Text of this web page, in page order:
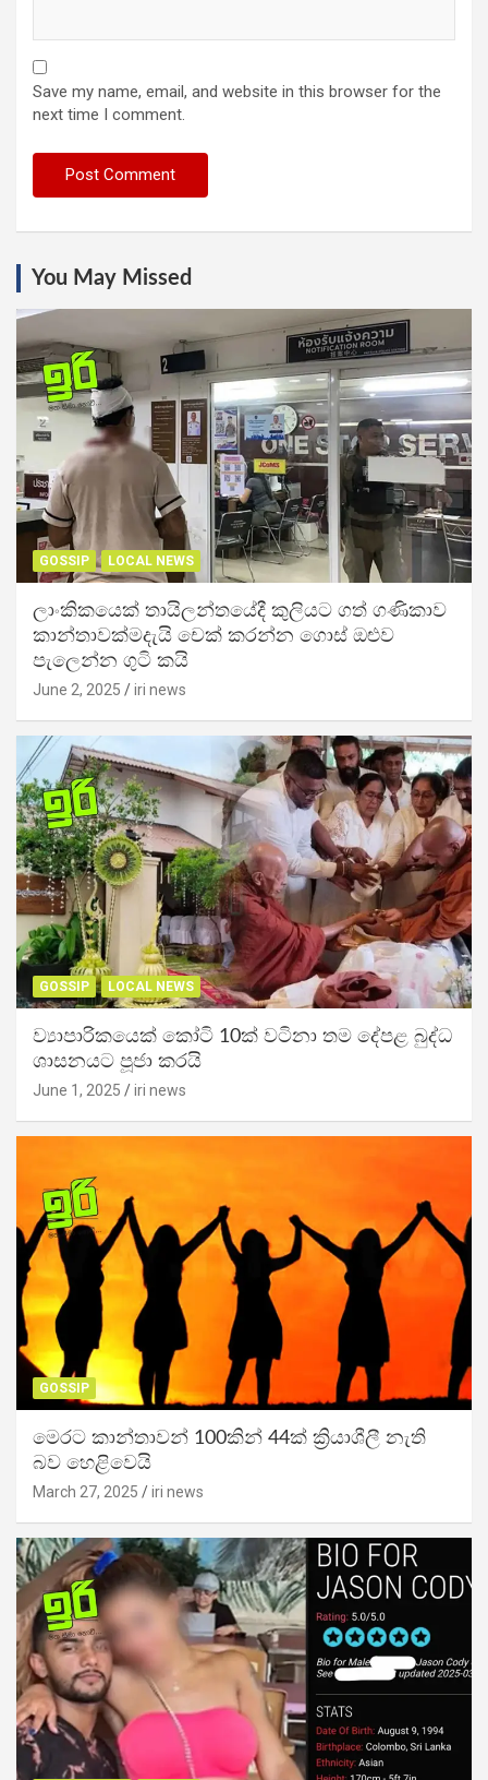
Save my name, email, and website in this browser for the
next time I comment.
You May Missed
GOSSIP LOCAL NEWS
ලාංකිකයෙක් තායිලන්තයේදී කුලියට ගත් ගණිකාව
කාන්තාවක්මදැයි චෙක් කරන්න ගොස් ඔළුව
පැලෙන්න ගුටි කයි
June 2, 2025 iri news
GOSSIP LOCAL NEWS
ව්‍යාපාරිකයෙක් කෝටි 10ක් වටිනා තම දේපළ බුද්ධ
ශාසනයට පූජා කරයි
June 1, 2025 iri news
GOSSIP
මෙරට කාන්තාවන් 100කින් 44ක් ක්‍රියාශීලී නැති
බව හෙළිවෙයි
March 27, 2025 iri news